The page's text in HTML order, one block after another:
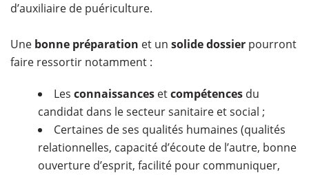
d’auxiliaire de puériculture.
Une bonne préparation et un solide dossier pourront
faire ressortir notamment :
Les connaissances etcompétences du
candidat dans le secteur sanitaire et social ;
Certaines de ses qualités humaines (qualités
relationnelles, capacité d’écoute de l’autre, bonne
ouverture d’esprit, facilité pour communiquer,